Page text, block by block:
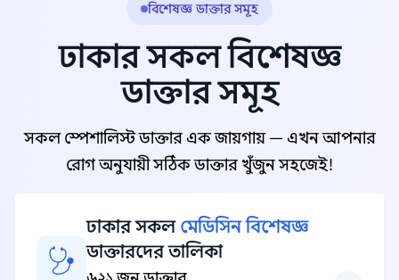
বিশেষজ্ঞ ডাক্তার সমূহ
ঢাকার সকল বিশেষজ্ঞ
ডাক্তার সমূহ
সকল স্পেশালিস্ট ডাক্তার এক জায়গায় — এখন আপনার
রোগ অনুযায়ী সঠিক ডাক্তার খুঁজুন সহজেই!
ঢাকার সকল মেডিসিন বিশেষজ্ঞ
ডাক্তারদের তালিকা